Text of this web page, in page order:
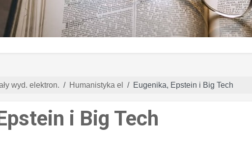
wyd. elektron. Humanistyka el Eugenika, Epstein i Big Tech
i Big Tech